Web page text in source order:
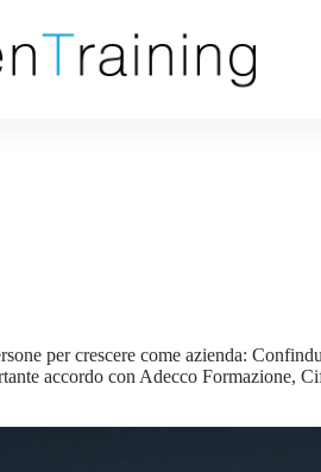
per crescere come azienda:
accordo con Adecco Formazione,